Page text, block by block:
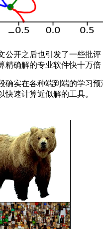
之后也引发了一些批
确解的专业软件快十万倍
在各种端到端的学习
速计算近似解的工具。